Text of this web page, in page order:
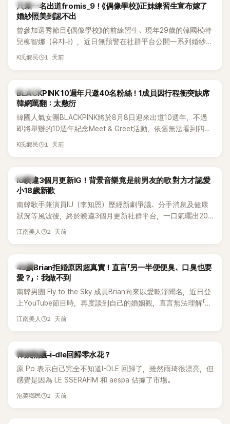
K-POP
只差一名出道fromis_9！《偶像學校》正妹練習生宣布嫁了
婚紗照美到認不出
曾參加選秀節目《偶像學校》的前練習生、現年29歲的韓國模特
兒柳智娜（유지나），近日無預警在社群平台公開一系列婚紗
照，親自宣布即將步入婚姻，消息曝光後讓不少曾追看節目的
K氏鄉民 1 天前
K-POP
BLACKPINK 10週年只邀40名粉絲！1成員因行程衝突缺席
韓網罵翻：太敷衍
韓國人氣女團BLACKPINK將於8月8日迎來出道10週年，不過
即將舉辦的10週年紀念Meet & Greet活動，依舊無法看到四人
合體。根據韓媒《MyDaily》7日報導，當天將由Jisoo（智秀）、
K氏鄉民 1 天前
韓星
IU睽違3個月更新IG！背景音樂竟是前男友的歌 對方才認愛
小18歲新歡
南韓歌手兼演員IU（李知恩）歷經新劇爭議、分手消息及健康
狀況等風波後，終於睽違3個月更新社群平台，一口氣曬出20
張近況照，讓大批粉絲又驚又喜。不過，比起照片本身，更引
江南美人 2 天前
韓星
45歲Brian拒婚原因超真實！直言「另一半便便臭、口臭也要
愛？」：我做不到
南韓男團 Fly to the Sky 成員Brian向來以愛乾淨聞名，近日登
上YouTube節目時，再度談到自己的婚姻觀，直言無法理解「連
另一半的口臭、便便臭都要愛」這種說法，更大方表明自己是不
江南美人 2 天前
熱議討論
韓娛熱議-i-dle回歸零水花？
原 Po 表示自己完全不知道I-DLE 回歸了，雖然雨琦很漂亮，但
感覺是因為 LE SSERAFIM 和 aespa 佔據了市場。
泡菜鄉民 2 天前